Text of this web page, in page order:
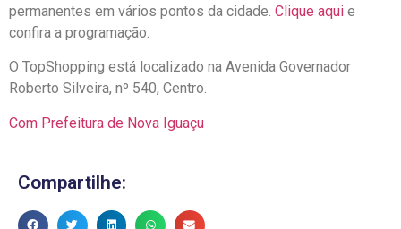
permanentes em vários pontos da cidade. Clique aqui e
confira a programação.
O TopShopping está localizado na Avenida Governador
Roberto Silveira, nº 540, Centro.
Com Prefeitura de Nova Iguaçu
Compartilhe: